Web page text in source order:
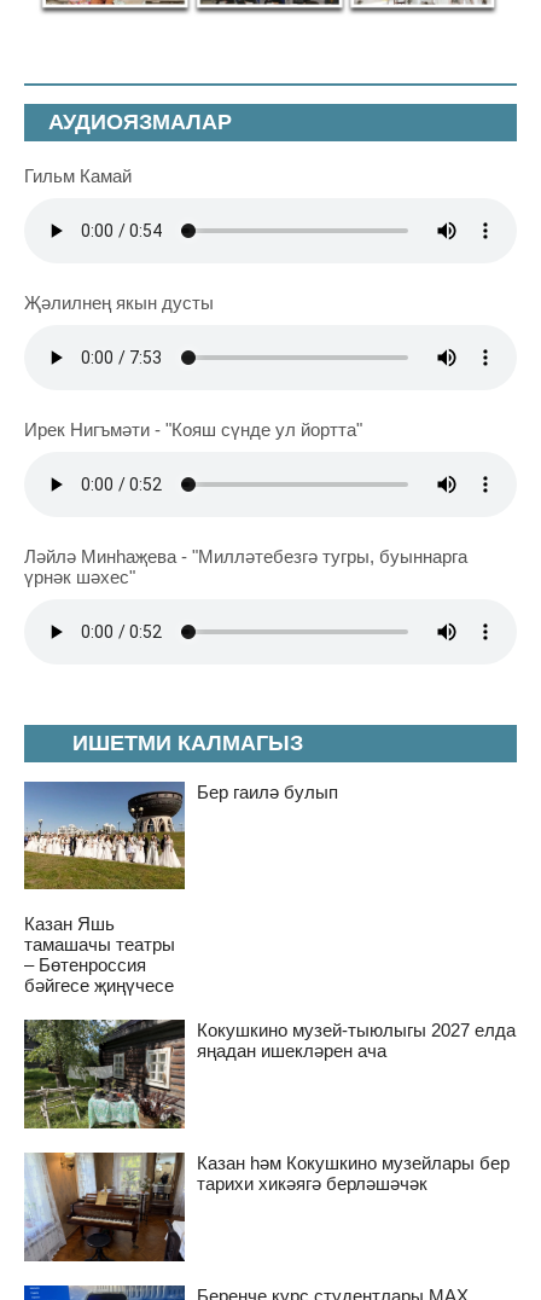
ИШЕТМИ КАЛМАГЫЗ
Бер гаилә булып
Казан Яшь
тамашачы театры
– Бөтенроссия
бәйгесе җиңүчесе
Кокушкино музей-тыюлыгы 2027 елда
яңадан ишекләрен ача
Казан һәм Кокушкино музейлары бер
тарихи хикәягә берләшәчәк
Беренче курс студентлары MAX
АУДИОЯЗМАЛАР
Гильм Камай
Җәлилнең якын дусты
Ирек Нигъмәти - "Кояш сүнде ул йортта"
Ләйлә Минһаҗева - "Милләтебезгә тугры, буыннарга
үрнәк шәхес"